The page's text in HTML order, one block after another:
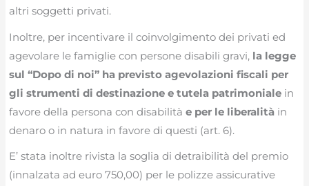
altri soggetti privati.
Inoltre, per incentivare il coinvolgimento dei privati ed
agevolare le famiglie con persone disabili gravi, la legge
sul “Dopo di noi” ha previsto agevolazioni fiscali per
gli strumenti di destinazione e tutela patrimoniale in
favore della persona con disabilitàe per le liberalità in
denaro o in natura in favore di questi (art. 6).
E’ stata inoltre rivista la soglia di detraibilità del premio
(innalzata ad euro 750,00) per le polizze assicurative